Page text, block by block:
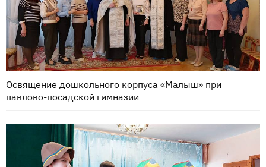
Освящение дошкольного корпуса «Малыш» при
павлово-посадской гимназии